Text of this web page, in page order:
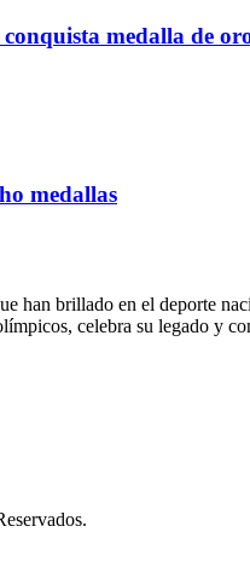
medalla de
medallas
han brillado en el deporte
celebra su legado y